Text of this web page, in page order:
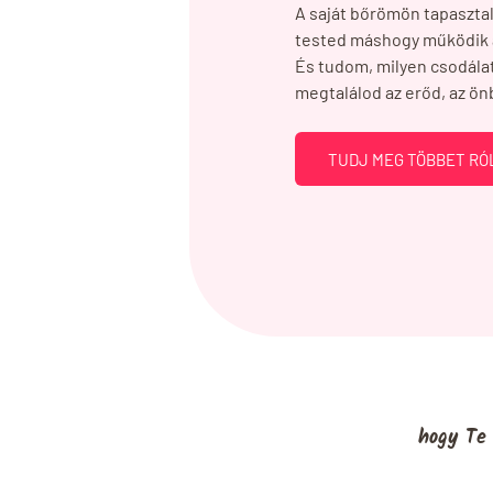
A saját bőrömön
tested máshogy működik
És tudom, milyen
megtalálod az erőd, az
TUDJ MEG TÖBBET
hogy